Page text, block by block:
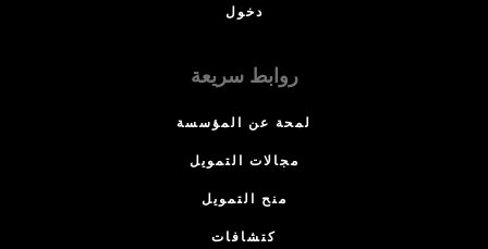
دخول
روابط سريعة
لمحة عن المؤسسة
مجالات التمويل
منح التمويل
كتشافات